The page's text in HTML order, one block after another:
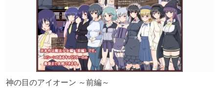
神の目のアイオーン ～前編～